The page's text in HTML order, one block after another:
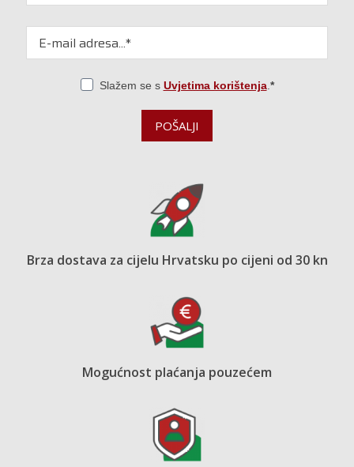
Slažem se s Uvjetima korištenja.
POŠALJI
Brza dostava za cijelu Hrvatsku po cijeni od 30 kn
Mogućnost plaćanja pouzećem